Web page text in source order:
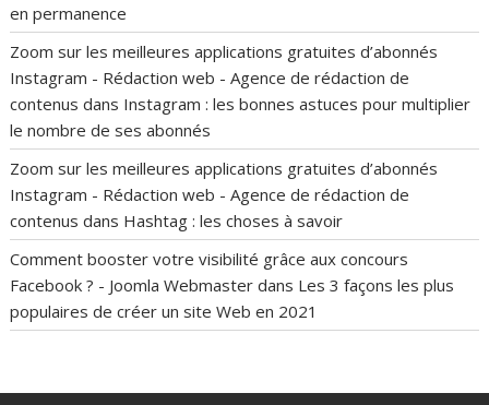
en permanence
Zoom sur les meilleures applications gratuites d’abonnés
Instagram - Rédaction web - Agence de rédaction de
contenus dans Instagram : les bonnes astuces pour multiplier
le nombre de ses abonnés
Zoom sur les meilleures applications gratuites d’abonnés
Instagram - Rédaction web - Agence de rédaction de
contenus dans Hashtag : les choses à savoir
Comment booster votre visibilité grâce aux concours
Facebook ? - Joomla Webmaster dans Les 3 façons les plus
populaires de créer un site Web en 2021